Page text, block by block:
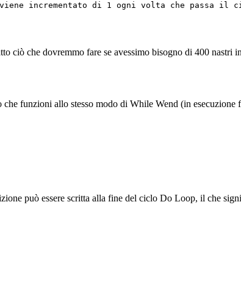
incrementato di 1 ogni volta che passa il
ciò che dovremmo fare se avessimo bisogno di 400 nastri
funzioni allo stesso modo di While Wend (in
può essere scritta alla fine del ciclo Do Loop, il che